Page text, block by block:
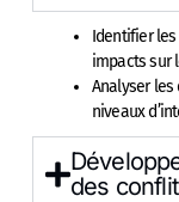
Identifier
impacts sur
Analyser
niveaux
des